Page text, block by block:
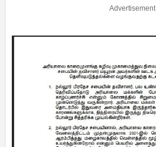
Advertisement